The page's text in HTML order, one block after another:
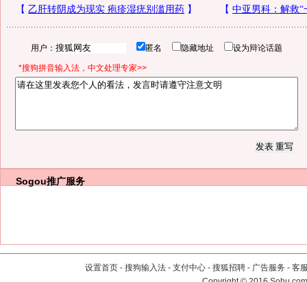
用户： 匿名 隐藏地址 设为辩论话题
*搜狗拼音输入法，中文处理专家>>
Sogou推广服务
设置首页 - 搜狗输入法 - 支付中心 - 搜狐招聘 - 广告服务 - 客